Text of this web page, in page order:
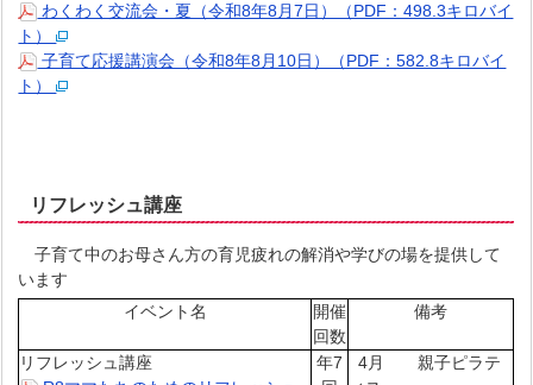
わくわく交流会・夏（令和8年8月7日）（PDF：498.3キロバイ
ト）
子育て応援講演会（令和8年8月10日）（PDF：582.8キロバイ
ト）
リフレッシュ講座
子育て中のお母さん方の育児疲れの解消や学びの場を提供して
います
イベント名
開催
回数
備考
リフレッシュ講座
年7
4月 親子ピラテ